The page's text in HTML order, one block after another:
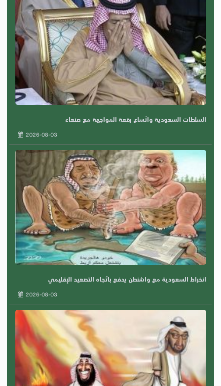
السلطات السعودية واتّساع رقعة المواجهة مع صنعاء
2026-08-03
انخراط السعودية مع واشنطن يدفع باتّجاه التصعيد الإقليمي
2026-08-03